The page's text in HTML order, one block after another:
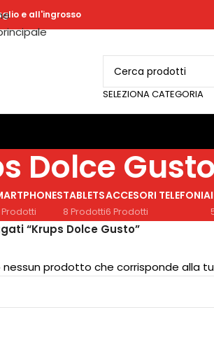
e all'ingrosso
SELEZIONA CATEGORIA
Dolce Gusto
Prodotti
TABLETS
8 Prodotti
ACCESORI TELEFONIA
6 Prodotti
“Krups Dolce Gusto”
prodotto che corrisponde alla